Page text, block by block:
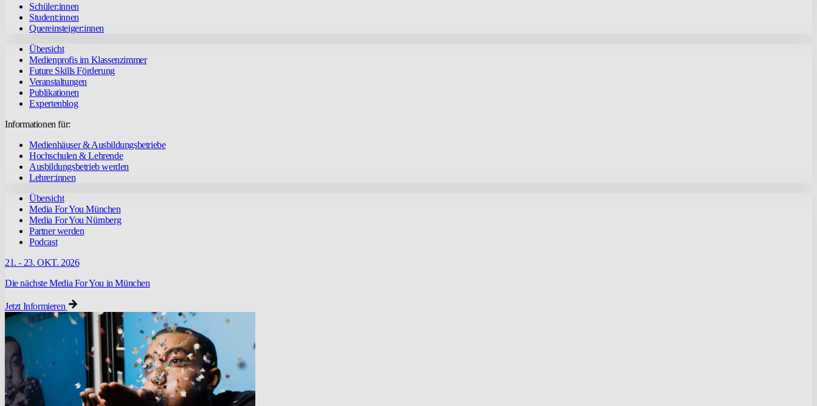
Schüler:innen
Student:innen
Quereinsteiger:innen
Übersicht
Medienprofis im Klassenzimmer
Future Skills Förderung
Veranstaltungen
Publikationen
Expertenblog
Informationen für:
Medienhäuser & Ausbildungsbetriebe
Hochschulen & Lehrende
Ausbildungsbetrieb werden
Lehrer:innen
Übersicht
Media For You München
Media For You Nürnberg
Partner werden
Podcast
21. - 23. OKT. 2026
Die nächste Media For You in München
Jetzt Informieren